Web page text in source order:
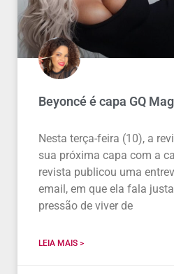
Beyoncé é capa GQ
Nesta terça-feira (10), a
sua próxima capa com a
revista publicou uma
email, em que ela fala
pressão de viver de
LEIA MAIS >